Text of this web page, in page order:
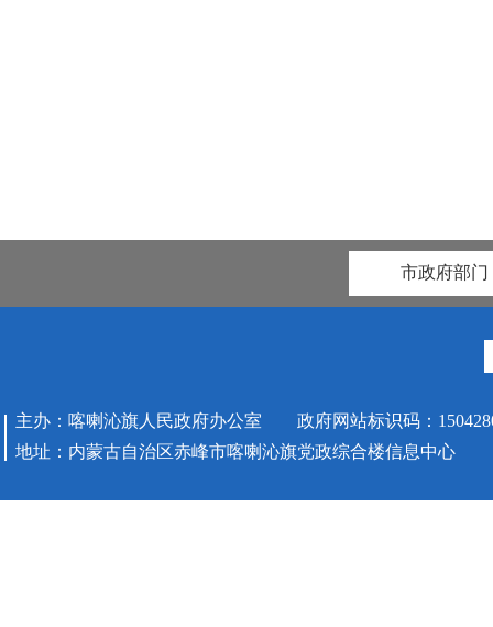
市政府部门
主办：喀喇沁旗人民政府办公室 政府网站标识码：
地址：内蒙古自治区赤峰市喀喇沁旗党政综合楼信息中心